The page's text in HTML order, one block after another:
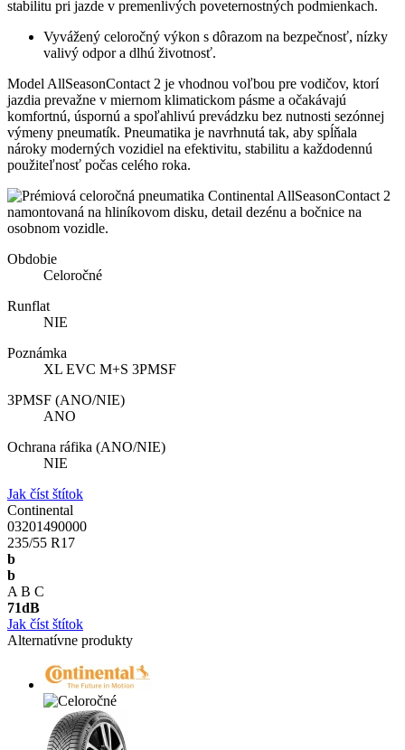
stabilitu pri jazde v premenlivých poveternostných podmienkach.
Vyvážený celoročný výkon s dôrazom na bezpečnosť, nízky
valivý odpor a dlhú životnosť.
Model AllSeasonContact 2 je vhodnou voľbou pre vodičov, ktorí
jazdia prevažne v miernom klimatickom pásme a očakávajú
komfortnú, úspornú a spoľahlivú prevádzku bez nutnosti sezónnej
výmeny pneumatík. Pneumatika je navrhnutá tak, aby spĺňala
nároky moderných vozidiel na efektivitu, stabilitu a každodennú
použiteľnosť počas celého roka.
Obdobie
Celoročné
Runflat
NIE
Poznámka
XL EVC M+S 3PMSF
3PMSF (ANO/NIE)
ANO
Ochrana ráfika (ANO/NIE)
NIE
Jak číst štítok
Continental
03201490000
235/55 R17
b
b
A B C
71dB
Jak číst štítok
Alternatívne produkty